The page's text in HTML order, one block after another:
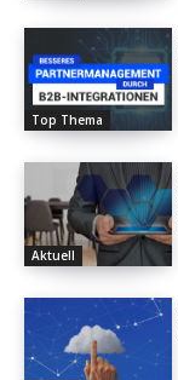
Top Thema
Aktuell